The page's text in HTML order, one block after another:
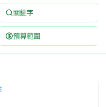
關鍵字
預算範圍
公告 | 案號：W5-15-0544-
理、公共衛生及其他環保